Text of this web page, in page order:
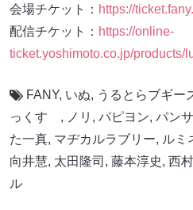
会場チケット： https://
配信チケット： https://online-
ticket.yoshimoto.co.jp/products/
FANY, いぬ, うるとらブギー
っくす , ノリ , パピヨン, パン
た一真, マヂカルラブリー, ルミ
向井慧, 太田隆司 , 藤本淳史, 西
ル